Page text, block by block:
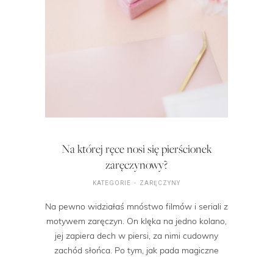
Na której ręce nosi się pierścionek
zaręczynowy?
KATEGORIE ZARĘCZYNY
Na pewno widziałaś mnóstwo filmów i seriali z
motywem zaręczyn. On klęka na jedno kolano,
jej zapiera dech w piersi, za nimi cudowny
zachód słońca. Po tym, jak pada magiczne